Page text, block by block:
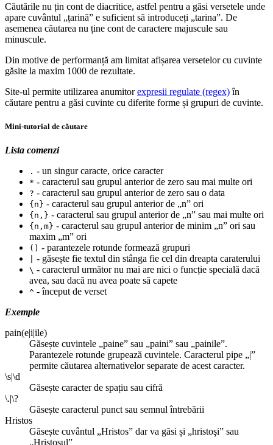
Căutările nu țin cont de diacritice, astfel pentru a găsi versetele unde
apare cuvântul „țarină” e suficient să introduceți „tarina”. De
asemenea căutarea nu ține cont de caractere majuscule sau
minuscule.
Din motive de performanță am limitat afișarea versetelor cu cuvinte
găsite la maxim 1000 de rezultate.
Site-ul permite utilizarea anumitorexpresii regulate (regex)în
căutare pentru a găsi cuvinte cu diferite forme și grupuri de cuvinte.
Mini-tutorial de căutare
Lista comenzi
. - un singur caracte, orice caracter
* - caracterul sau grupul anterior de zero sau mai multe ori
? - caracterul sau grupul anterior de zero sau o data
{n} - caracterul sau grupul anterior de „n” ori
{n,} - caracterul sau grupul anterior de „n” sau mai multe ori
{n,m} - caracterul sau grupul anterior de minim „n” ori sau
maxim „m” ori
() - parantezele rotunde formează grupuri
- găsește fie textul din stânga fie cel din dreapta caraterului
\ - caracterul următor nu mai are nici o funcție specială dacă
avea, sau dacă nu avea poate să capete
^ - început de verset
Exemple
pain(e|i|ile)
Găsește cuvintele „paine” sau „paini” sau „painile”.
Parantezele rotunde grupează cuvintele. Caracterul pipe „|”
permite căutarea alternativelor separate de acest caracter.
\s|\d
Găsește caracter de spațiu sau cifră
\.|\?
Găsește caracterul punct sau semnul întrebării
Hristos
Găsește cuvântul „Hristos” dar va găsi și „hristoşi” sau
„Hristosul”